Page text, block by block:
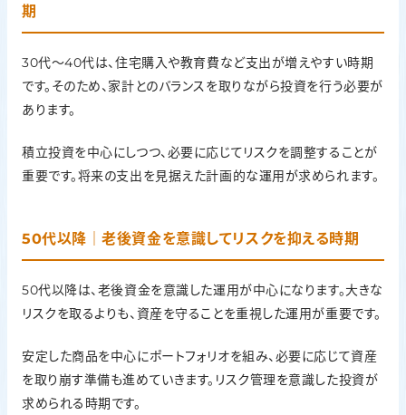
期
30代〜40代は、住宅購入や教育費など支出が増えやすい時期
です。そのため、家計とのバランスを取りながら投資を行う必要が
あります。
積立投資を中心にしつつ、必要に応じてリスクを調整することが
重要です。将来の支出を見据えた計画的な運用が求められます。
50代以降｜老後資金を意識してリスクを抑える時期
50代以降は、老後資金を意識した運用が中心になります。大きな
リスクを取るよりも、資産を守ることを重視した運用が重要です。
安定した商品を中心にポートフォリオを組み、必要に応じて資産
を取り崩す準備も進めていきます。リスク管理を意識した投資が
求められる時期です。